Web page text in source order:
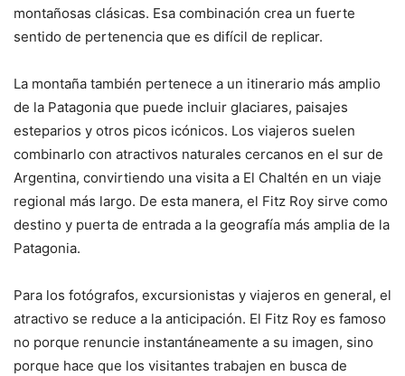
montañosas clásicas. Esa combinación crea un fuerte
sentido de pertenencia que es difícil de replicar.
La montaña también pertenece a un itinerario más amplio
de la Patagonia que puede incluir glaciares, paisajes
esteparios y otros picos icónicos. Los viajeros suelen
combinarlo con atractivos naturales cercanos en el sur de
Argentina, convirtiendo una visita a El Chaltén en un viaje
regional más largo. De esta manera, el Fitz Roy sirve como
destino y puerta de entrada a la geografía más amplia de la
Patagonia.
Para los fotógrafos, excursionistas y viajeros en general, el
atractivo se reduce a la anticipación. El Fitz Roy es famoso
no porque renuncie instantáneamente a su imagen, sino
porque hace que los visitantes trabajen en busca de